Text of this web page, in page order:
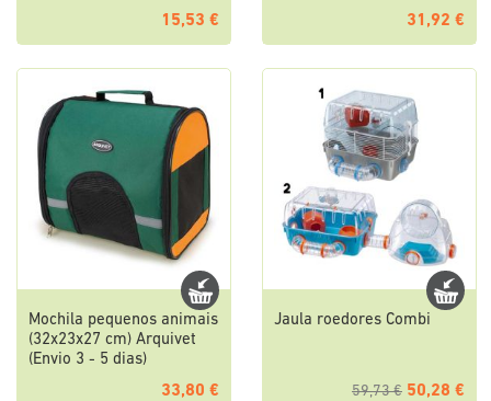
15,53 € 31,92 €
Mochila pequenos animais
(32x23x27 cm) Arquivet
(Envio 3 - 5 dias)
33,80 €
Jaula roedores Combi
59,73 € 50,28 €